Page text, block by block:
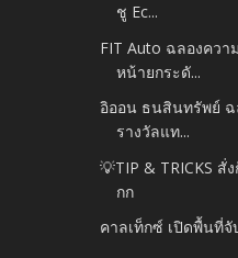
ชู Ec...
FIT Auto ฉลองควา
หน้ายกระดั...
อิออน ธนสินทรัพย์ ฉ
รางวัลแท...
💡TIP & TRICKS สั่
กก
คาลเท็กซ์ เปิดพื้นที่จั